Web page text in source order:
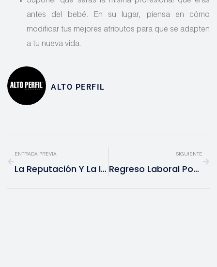
antes del bebé. En su lugar, piensa en cómo
modificar tus mejores atributos para que se adapten
a tu nueva vida.
ALTO PERFIL
ENTRADA PREVIA
La Reputación Y La Imagen Personal, Pilares En Tu Marca Personal
SIGUIENTE
Regreso Laboral Posparto